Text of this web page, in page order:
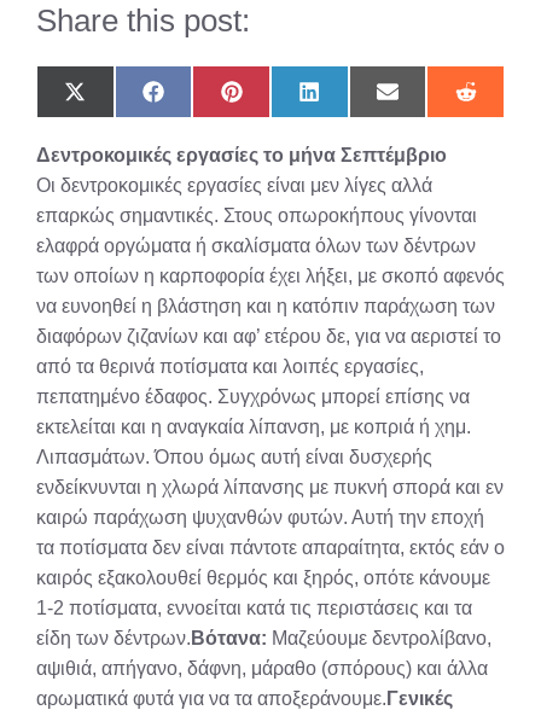
Share this post:
Share
on
(Twitter)
Share
on
Share
on
Share
on
Share
on
Share
on
Δεντροκομικές εργασίες το μήνα Σεπτέμβριο
Οι δεντροκομικές εργασίες είναι μεν λίγες αλλά
επαρκώς σημαντικές. Στους οπωροκήπους γίνονται
ελαφρά οργώματα ή σκαλίσματα όλων των δέντρων
των οποίων η καρποφορία έχει λήξει, με σκοπό αφενός
να ευνοηθεί η βλάστηση και η κατόπιν παράχωση των
διαφόρων ζιζανίων και αφ’ ετέρου δε, για να αεριστεί το
από τα θερινά ποτίσματα και λοιπές εργασίες,
πεπατημένο έδαφος. Συγχρόνως μπορεί επίσης να
εκτελείται και η αναγκαία λίπανση, με κοπριά ή χημ.
Λιπασμάτων. Όπου όμως αυτή είναι δυσχερής
ενδείκνυνται η χλωρά λίπανσης με πυκνή σπορά και εν
καιρώ παράχωση ψυχανθών φυτών. Αυτή την εποχή
τα ποτίσματα δεν είναι πάντοτε απαραίτητα, εκτός εάν ο
καιρός εξακολουθεί θερμός και ξηρός, οπότε κάνουμε
1-2 ποτίσματα, εννοείται κατά τις περιστάσεις και τα
είδη των δέντρων. Βότανα: Μαζεύουμε δεντρολίβανο,
αψιθιά, απήγανο, δάφνη, μάραθο (σπόρους) και άλλα
αρωματικά φυτά για να τα αποξεράνουμε. Γενικές